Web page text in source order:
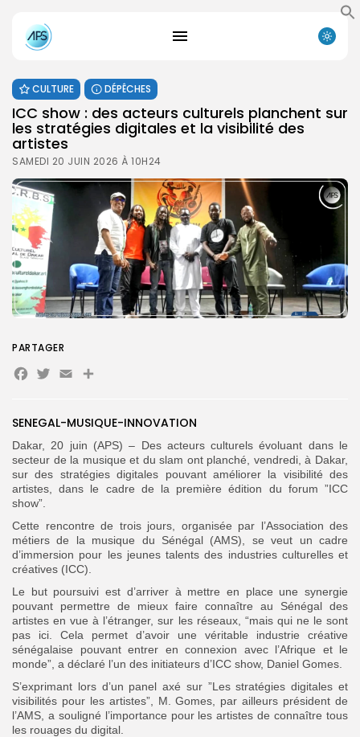
for:
FR
CULTURE DÉPÊCHES
ICC show : des acteurs culturels planchent sur
les stratégies digitales et la visibilité des
artistes
SAMEDI 20 JUIN 2026 À 10H24
SENEGAL-MUSIQUE-INNOVATION
Dakar, 20 juin (APS) – Des acteurs culturels évoluant dans le
secteur de la musique et du slam ont planché, vendredi, à Dakar,
sur des stratégies digitales pouvant améliorer la visibilité des
artistes, dans le cadre de la première édition du forum ”ICC
show”.
Cette rencontre de trois jours, organisée par l’Association des
métiers de la musique du Sénégal (AMS), se veut un cadre
d’immersion pour les jeunes talents des industries culturelles et
créatives (ICC).
Le but poursuivi est d’arriver à mettre en place une synergie
pouvant permettre de mieux faire connaître au Sénégal des
artistes en vue à l’étranger, sur les réseaux, “mais qui ne le sont
pas ici. Cela permet d’avoir une véritable industrie créative
sénégalaise pouvant entrer en connexion avec l’Afrique et le
monde”, a déclaré l’un des initiateurs d’ICC show, Daniel Gomes.
S’exprimant lors d’un panel axé sur ”Les stratégies digitales et
visibilités pour les artistes”, M. Gomes, par ailleurs président de
l’AMS, a souligné l’importance pour les artistes de connaître tous
les rouages du digital.
PARTAGER
Facebook
Twitter
EmailPartager